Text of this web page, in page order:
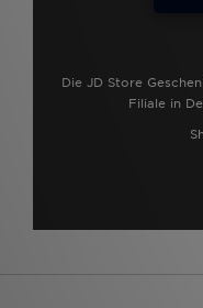
Die JD Store
Filiale in